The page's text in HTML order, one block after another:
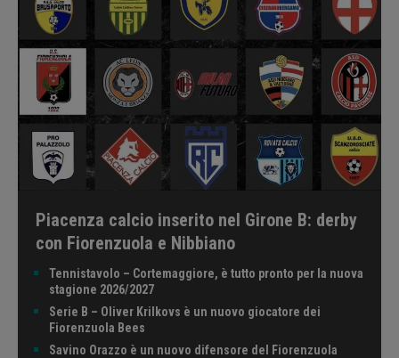
Piacenza calcio inserito nel Girone B: derby
con Fiorenzuola e Nibbiano
Tennistavolo – Cortemaggiore, è tutto pronto per la nuova
stagione 2026/2027
Serie B – Oliver Krilkovs è un nuovo giocatore dei
Fiorenzuola Bees
Savino Orazzo è un nuovo difensore del Fiorenzuola